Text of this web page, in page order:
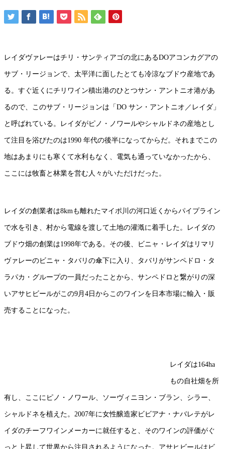
レイダヴァレーはチリ・サンティアゴの北にあるDOアコンカグアの
サブ・リージョンで、太平洋に面したとても冷涼なブドウ産地であ
る。すぐ近くにチリワイン積出港のひとつサン・アントニオ港があ
るので、このサブ・リージョンは「DO サン・アントニオ／レイダ」
と呼ばれている。レイダがピノ・ノワールやシャルドネの産地とし
て注目を浴びたのは1990 年代の後半になってからだ。それまでこの
地はあまりにも寒くて水利もなく、電気も通っていなかったから、
ここには牧畜と林業を営む人々がいただけだった。
レイダの創業者は8kmも離れたマイポ川の河口近くからパイプライン
で水を引き、村から電線を渡して土地の灌漑に着手した。レイダの
ブドウ畑の創業は1998年である。その後、ビニャ・レイダはリマリ
ヴァレーのビニャ・タバリの傘下に入り、タバリがサンペドロ・タ
ラパカ・グループの一員だったことから、サンペドロと繋がりの深
いアサヒビールがこの9月4日からこのワインを日本市場に輸入・販
売することになった。
レイダは164ha
もの自社畑を所
有し、ここにピノ・ノワール、ソーヴィニヨン・ブラン、シラー、
シャルドネを植えた。2007年に女性醸造家ビビアナ・ナバレテがレ
イダのチーフワインメーカーに就任すると、そのワインの評価がぐ
っと上昇して世界から注目されるようになった。アサヒビールはビ